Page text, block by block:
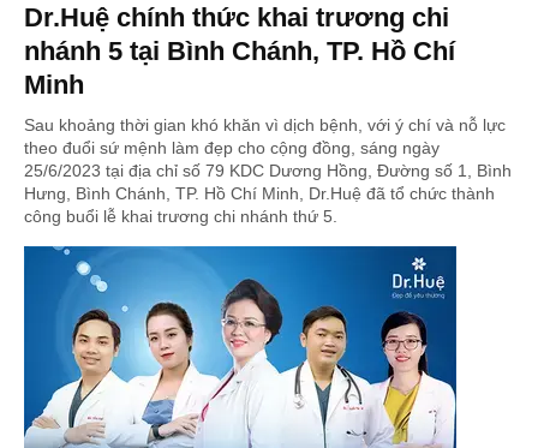
Dr.Huệ chính thức khai trương chi
nhánh 5 tại Bình Chánh, TP. Hồ Chí
Minh
Sau khoảng thời gian khó khăn vì dịch bệnh, với ý chí và nỗ lực
theo đuổi sứ mệnh làm đẹp cho cộng đồng, sáng ngày
25/6/2023 tại địa chỉ số 79 KDC Dương Hồng, Đường số 1, Bình
Hưng, Bình Chánh, TP. Hồ Chí Minh, Dr.Huệ đã tổ chức thành
công buổi lễ khai trương chi nhánh thứ 5.